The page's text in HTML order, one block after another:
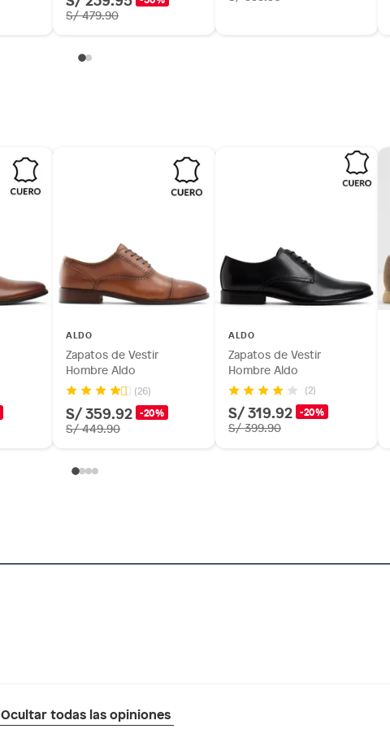
S/ 479.90
ALDO
Zapatos de Vestir
Hombre Aldo
(26)
S/ 359.92 -20%
S/ 449.90
ALDO
Zapatos de Vestir
Hombre Aldo
(2)
S/ 319.92 -20%
S/ 399.90
Ocultar todas las opiniones